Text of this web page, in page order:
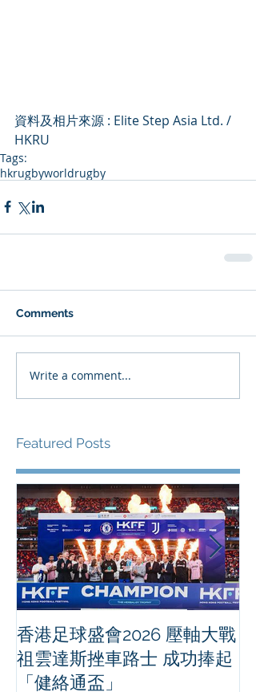
資料及相片來源 : Elite Step Asia Ltd. /
HKRU
Tags:
hkrugbyworldrugby
Comments
Write a comment...
Featured Posts
香港足球盛會2026 壓軸大戰
祖雲達斯挫車路士 成功捧起
「健絡通盃」